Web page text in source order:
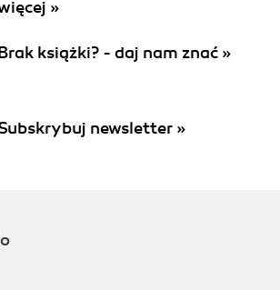
»
książki? - daj nam znać »
newsletter »